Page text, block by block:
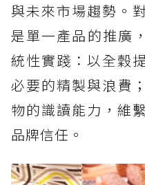
與未來市場趨勢。
是單一產品的推廣
統性實踐：以全穀
必要的精製與浪費
物的識讀能力，維
品牌信任。